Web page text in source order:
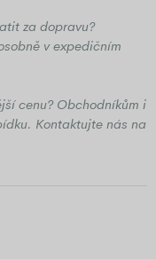
za dopravu?
v expedičním
cenu? Obchodníkům i
Kontaktujte nás na